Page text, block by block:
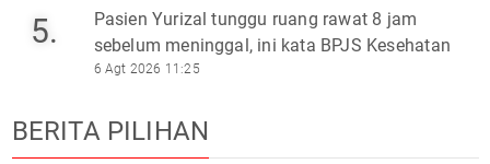
5.
Pasien Yurizal tunggu ruang rawat 8 jam
sebelum meninggal, ini kata BPJS Kesehatan
6 Agt 2026 11:25
BERITA PILIHAN